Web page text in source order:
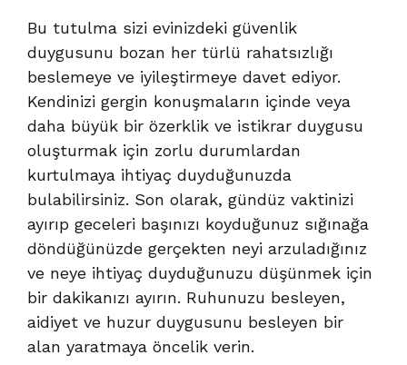
Bu tutulma sizi evinizdeki güvenlik
duygusunu bozan her türlü rahatsızlığı
beslemeye ve iyileştirmeye davet ediyor.
Kendinizi gergin konuşmaların içinde veya
daha büyük bir özerklik ve istikrar duygusu
oluşturmak için zorlu durumlardan
kurtulmaya ihtiyaç duyduğunuzda
bulabilirsiniz. Son olarak, gündüz vaktinizi
ayırıp geceleri başınızı koyduğunuz sığınağa
döndüğünüzde gerçekten neyi arzuladığınız
ve neye ihtiyaç duyduğunuzu düşünmek için
bir dakikanızı ayırın. Ruhunuzu besleyen,
aidiyet ve huzur duygusunu besleyen bir
alan yaratmaya öncelik verin.